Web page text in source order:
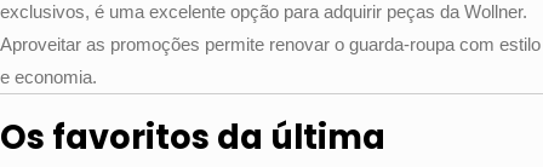
exclusivos, é uma excelente opção para adquirir peças da Wollner.
Aproveitar as promoções permite renovar o guarda-roupa com estilo
e economia.
Os favoritos da última